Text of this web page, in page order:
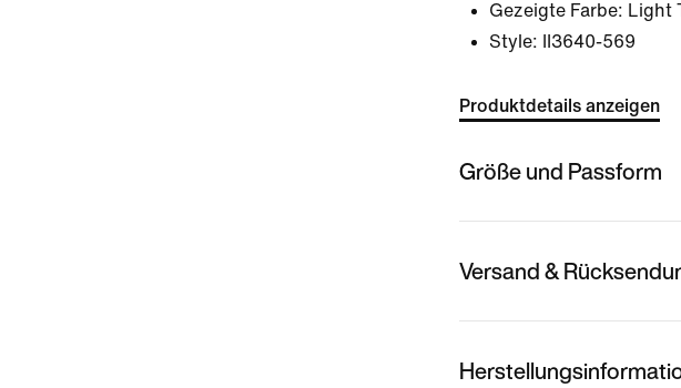
Gezeigte Farbe: Light
Style:
II3640-569
Produktdetails anzeigen
Größe und Passform
Versand &